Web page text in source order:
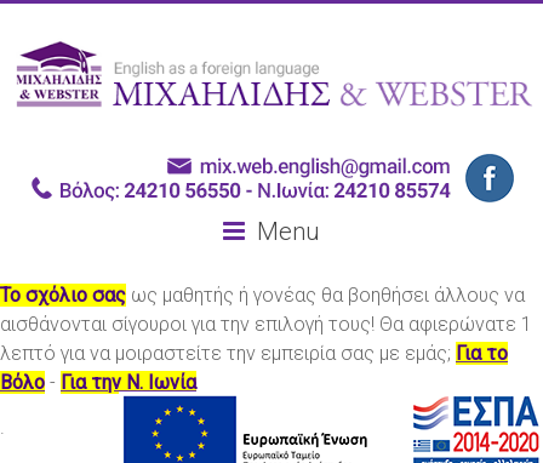
Menu
Το σχόλιο σας ως μαθητής ή γονέας θα βοηθήσει άλλους να
αισθάνονται σίγουροι για την επιλογή τους! Θα αφιερώνατε 1
λεπτό για να μοιραστείτε την εμπειρία σας με εμάς; Για το
Βόλο - Για την Ν. Ιωνία